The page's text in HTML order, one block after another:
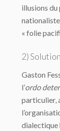
illusions
nationaliste
« folie
2)
Gaston
l’ordo
particulier,
dialectique